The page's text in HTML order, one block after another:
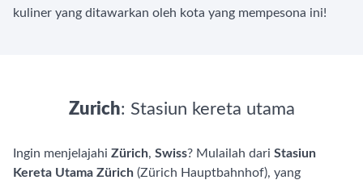
kuliner yang ditawarkan oleh kota yang mempesona ini!
Zurich: Stasiun kereta utama
Ingin menjelajahi Zürich, Swiss? Mulailah dari Stasiun
Kereta Utama Zürich (Zürich Hauptbahnhof), yang